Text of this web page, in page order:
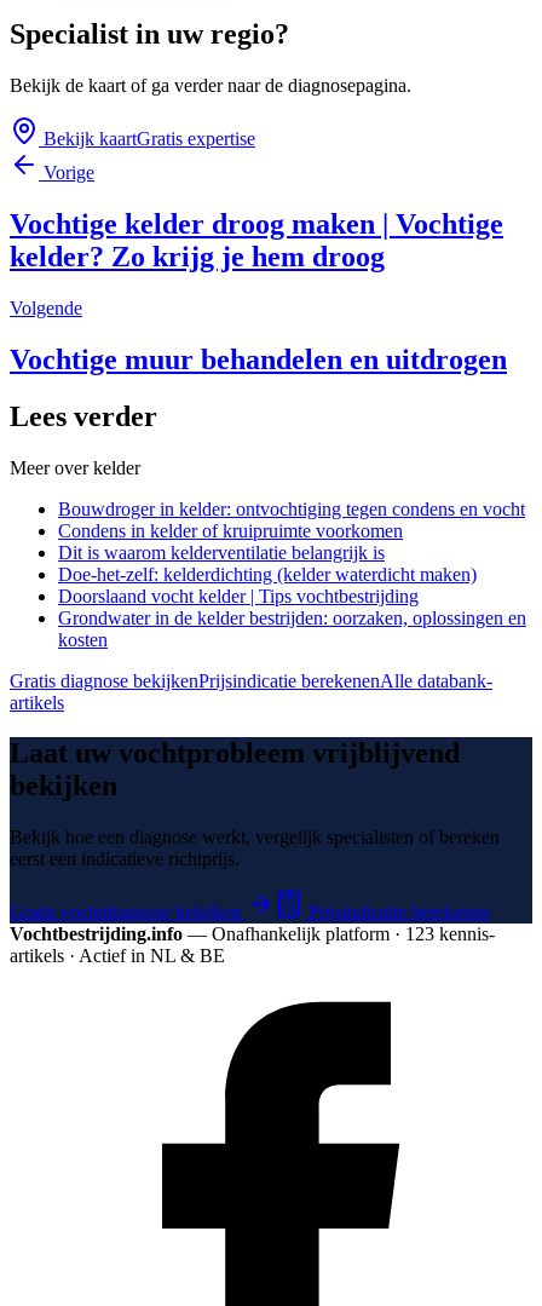
Specialist in uw regio?
Bekijk de kaart of ga verder naar de diagnosepagina.
Bekijk kaartGratis expertise
Vorige
Vochtige kelder droog maken | Vochtige
kelder? Zo krijg je hem droog
Volgende
Vochtige muur behandelen en uitdrogen
Lees verder
Meer overkelder
Bouwdroger in kelder: ontvochtiging tegen condens en vocht
Condens in kelder of kruipruimte voorkomen
Dit is waarom kelderventilatie belangrijk is
Doe-het-zelf: kelderdichting (kelder waterdicht maken)
Doorslaand vocht kelder | Tips vochtbestrijding
Grondwater in de kelder bestrijden: oorzaken, oplossingen en
kosten
Gratis diagnose bekijkenPrijsindicatie berekenenAlle databank-
artikels
Laat uw vochtprobleem vrijblijvend
bekijken
Bekijk hoe een diagnose werkt, vergelijk specialisten of bereken
eerst een indicatieve richtprijs.
Gratis vochtdiagnose bekijken
Prijsindicatie berekenen
Vochtbestrijding.info — Onafhankelijk platform · 123 kennis­
artikels · Actief in NL & BE